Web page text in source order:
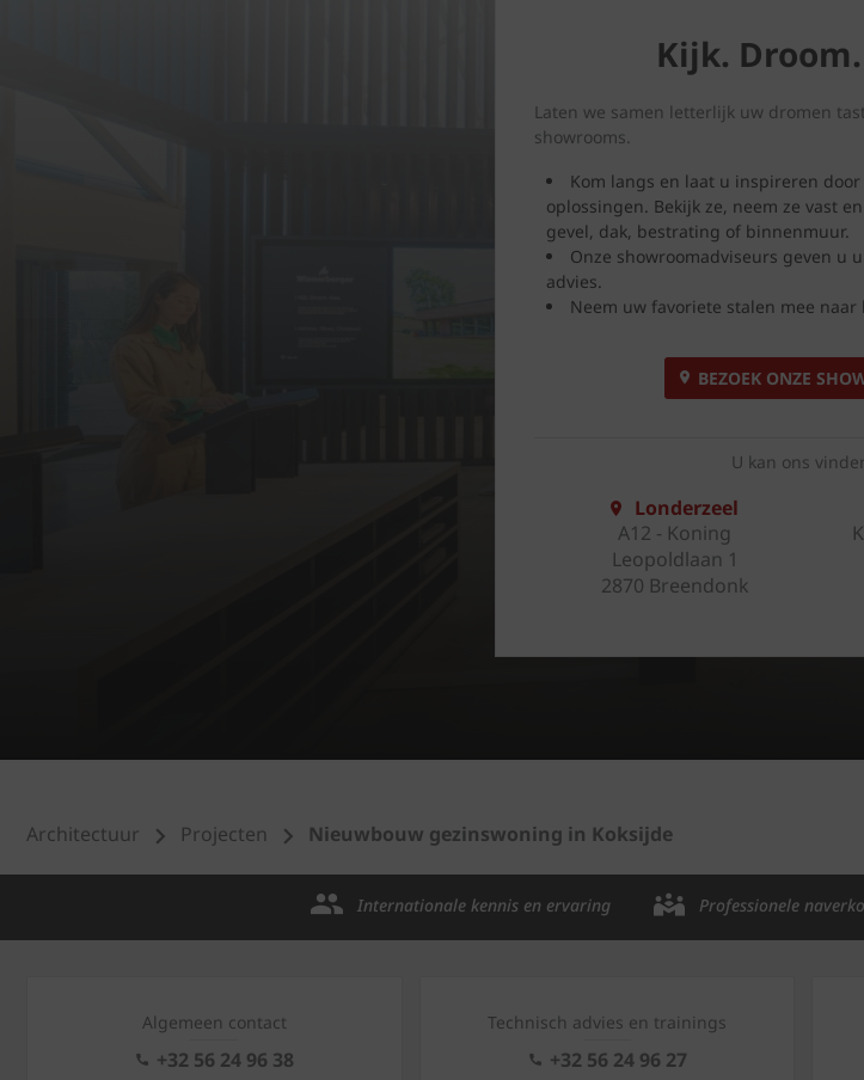
Kijk.
Laten we samen letterlijk uw dromen
showrooms.
Kom langs en laat u inspireren
oplossingen. Bekijk ze, neem ze vast
gevel, dak, bestrating of binnenmuur.
Onze showroomadviseurs geven u
advies.
Neem uw favoriete stalen mee naar
BEZOEK ONZE
U kan ons
Londerzeel
A12 - Koning
Leopoldlaan 1
2870 Breendonk
Architectuur Projecten Nieuwbouw gezinswoning in Koksijde
Internationale kennis en ervaring Professionele
Algemeen contact
+32 56 24 96 38
Technisch advies en trainings
+32 56 24 96 27